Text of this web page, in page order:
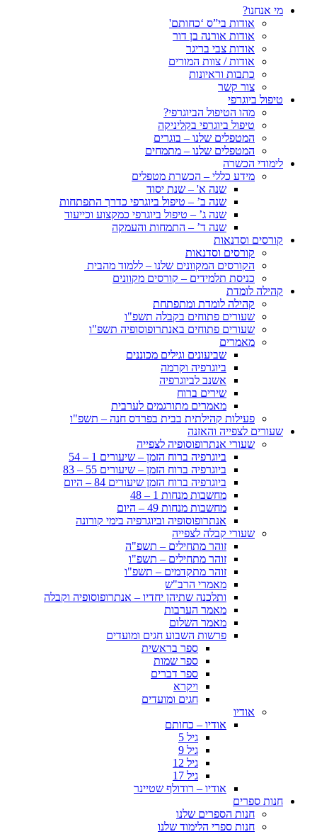
מי אנחנו?
אודות בי”ס ‘כחותם'
אודות אורנה בן דור
אודות צבי בריגר
אודות / צוות המורים
כתבות וראיונות
צור קשר
טיפול ביוגרפי
מהו הטיפול הביוגרפי?
טיפול ביוגרפי בקליניקה
המטפלים שלנו – בוגרים
המטפלים שלנו – מתמחים
לימודי הכשרה
מידע כללי – הכשרת מטפלים
שנה א' – שנת יסוד
שנה ב’ – טיפול ביוגרפי כדרך התפתחות
שנה ג’ – טיפול ביוגרפי כמקצוע וכייעוד
שנה ד’ – התמחות והעמקה
קורסים וסדנאות
קורסים וסדנאות
הקורסים המקוונים שלנו – ללמוד מהבית
כניסת תלמידים – קורסים מקוונים
קהילה לומדת
קהילה לומדת ומתפתחת
שעורים פתוחים בקבלה תשפ"ו
שעורים פתוחים באנתרופוסופיה תשפ"ו
מאמרים
שביעונים וגילים מכוננים
ביוגרפיה וקרמה
אשנב לביוגרפיה
שירים ברוח
מאמרים מתורגמים לערבית
פעילות קהילתית בבית בפרדס חנה – תשפ"ו
שעורים לצפייה והאזנה
שעורי אנתרופוסופיה לצפייה
ביוגרפיה ברוח הזמן – שיעורים 1 – 54
ביוגרפיה ברוח הזמן – שיעורים 55 – 83
ביוגרפיה ברוח הזמן שיעורים 84 – היום
מחשבות מנחות 1 – 48
מחשבות מנחות 49 – היום
אנתרופוסופיה וביוגרפיה בימי קורונה
שעורי קבלה לצפייה
זוהר מתחילים – תשפ"ה
זוהר מתחילים – תשפ"ו
זוהר מתקדמים – תשפ"ו
מאמרי הרב"ש
ותלכנה שתיהן יחדיו – אנתרופוסופיה וקבלה
מאמר הערבות
מאמר השלום
פרשות השבוע חגים ומועדים
ספר בראשית
ספר שמות
ספר דברים
ויקרא
חגים ומועדים
אודיו
אודיו – כחותם
גיל 5
גיל 9
גיל 12
גיל 17
אודיו – רודולף שטיינר
חנות ספרים
חנות הספרים שלנו
חנות ספרי הלימוד שלנו